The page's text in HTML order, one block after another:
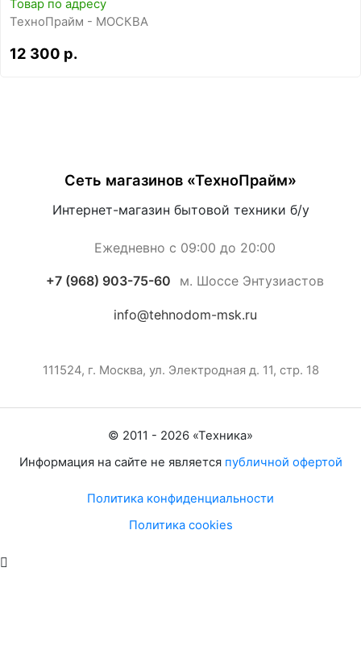
Товар по адресу
ТехноПрайм - МОСКВА
12 300 р.
Сеть магазинов «ТехноПрайм»
Интернет-магазин бытовой техники б/у
Ежедневно с 09:00 до 20:00
+7 (968) 903-75-60 м. Шоссе Энтузиастов
info@tehnodom-msk.ru
111524, г. Москва, ул. Электродная д. 11, стр. 18
© 2011 - 2026 «Техника»
Информация на сайте не является публичной офертой
Политика конфиденциальности
Политика cookies